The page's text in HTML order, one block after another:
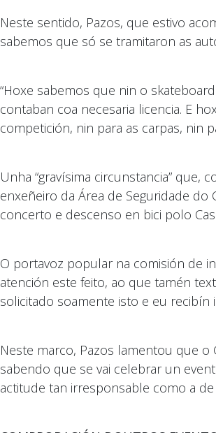
Neste sentido, Pazos, que estivo
sabemos que só se tramitaron as
“Hoxe sabemos que nin o
contaban coa necesaria licencia. E
competición, nin para as carpas, nin
Unha “gravísima circunstancia”
enxeñeiro da Área de Seguridade
concerto e descenso en bici polo
O portavoz popular na comisión de
atención este feito, ao que tamén
solicitado soamente isto e eu recibín
Neste marco, Pazos lamentou que o
sabendo que se vai celebrar un
actitude tan irresponsable como a